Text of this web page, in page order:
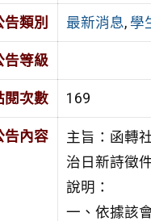
告類別 最新消息, 學
告等級
閱次數 169
告內容
主旨：函轉
治日新詩徵
說明：
一、依據該